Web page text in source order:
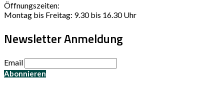
Öffnungszeiten:
Montag bis Freitag: 9.30 bis 16.30 Uhr
Newsletter Anmeldung
Email